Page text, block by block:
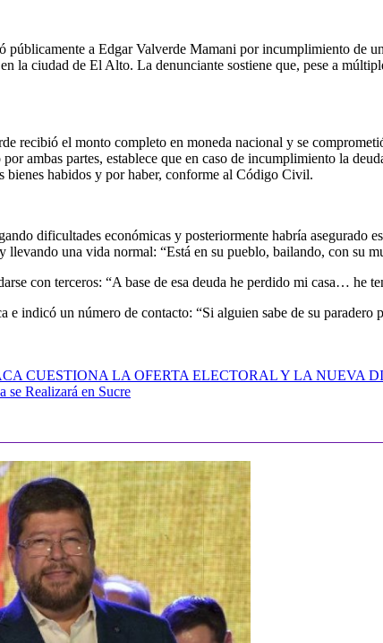
a Edgar Valverde Mamani por incumplimiento de
la ciudad de El Alto. La denunciante sostiene que, pese a
recibió el monto completo en moneda nacional y se
ambas partes, establece que en caso de incumplimiento la
habidos y por haber, conforme al Código Civil.
dificultades económicas y posteriormente habría asegurado
una vida normal: “Está en su pueblo, bailando, con su
con terceros: “A base de esa deuda he perdido mi casa… he
indicó un número de contacto: “Si alguien sabe de su
CUESTIONA LA OFERTA ELECTORAL Y LA NUEVA
se Realizará en Sucre